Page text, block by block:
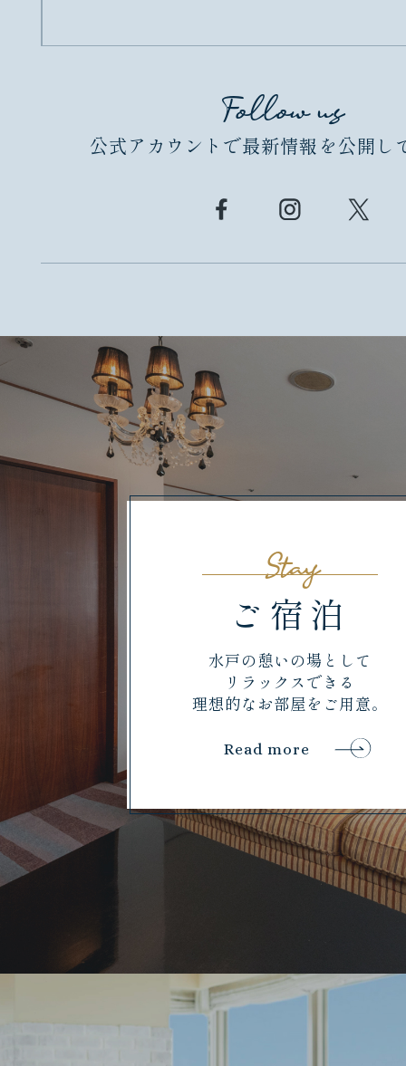
Follow us
公式アカウントで最新情報を公開し
Stay
ご宿泊
水戸の憩いの場として
リラックスできる
理想的なお部屋をご用意。
Read more